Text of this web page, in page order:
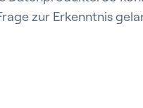
zur Erkenntnis